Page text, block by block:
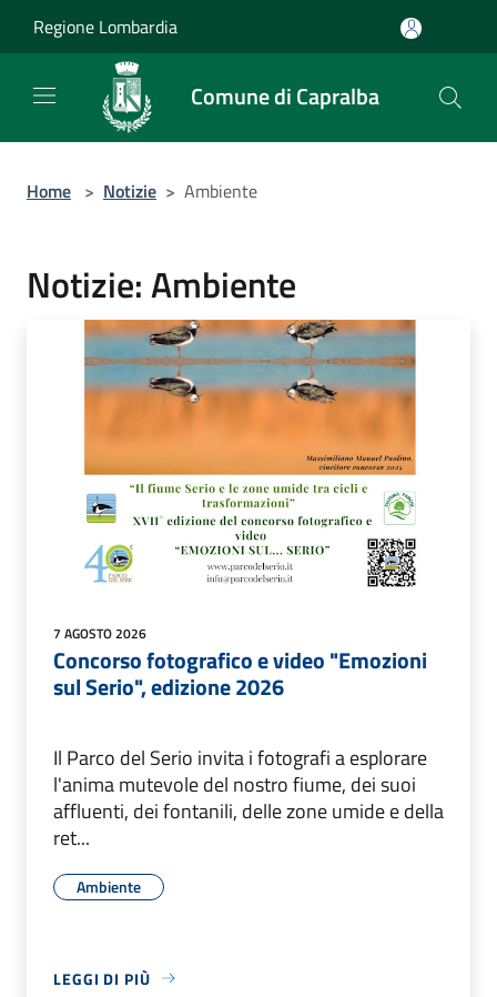
Regione Lombardia
Comune di Capralba
Home > Notizie > Ambiente
Notizie: Ambiente
7 AGOSTO 2026
Concorso fotografico e video "Emozioni
sul Serio", edizione 2026
Il Parco del Serio invita i fotografi a esplorare
l'anima mutevole del nostro fiume, dei suoi
affluenti, dei fontanili, delle zone umide e della
ret...
Ambiente
LEGGI DI PIÙ